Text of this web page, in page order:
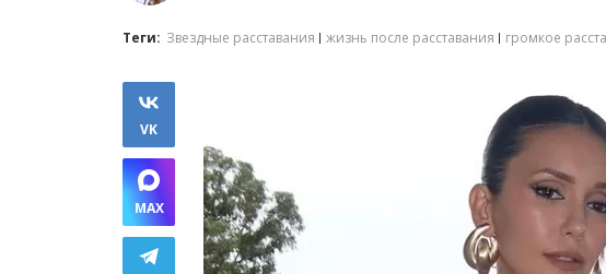
Теги: Звездные расставания жизнь после расставания громкое
VK
MAX